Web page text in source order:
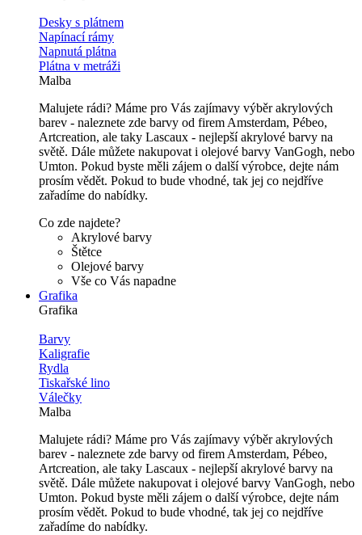
Desky s plátnem
Napínací rámy
Napnutá plátna
Plátna v metráži
Malba
Malujete rádi? Máme pro Vás zajímavy výběr akrylových
barev - naleznete zde barvy od firem Amsterdam, Pébeo,
Artcreation, ale taky Lascaux - nejlepší akrylové barvy na
světě. Dále můžete nakupovat i olejové barvy VanGogh, nebo
Umton. Pokud byste měli zájem o další výrobce, dejte nám
prosím vědět. Pokud to bude vhodné, tak jej co nejdříve
zařadíme do nabídky.
Co zde najdete?
Akrylové barvy
Štětce
Olejové barvy
Vše co Vás napadne
Grafika
Grafika
Barvy
Kaligrafie
Rydla
Tiskařské lino
Válečky
Malba
Malujete rádi? Máme pro Vás zajímavy výběr akrylových
barev - naleznete zde barvy od firem Amsterdam, Pébeo,
Artcreation, ale taky Lascaux - nejlepší akrylové barvy na
světě. Dále můžete nakupovat i olejové barvy VanGogh, nebo
Umton. Pokud byste měli zájem o další výrobce, dejte nám
prosím vědět. Pokud to bude vhodné, tak jej co nejdříve
zařadíme do nabídky.